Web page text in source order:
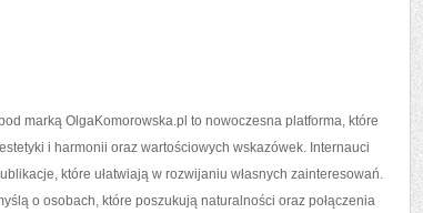
marką OlgaKomorowska.pl to nowoczesna platforma, które
i harmonii oraz wartościowych wskazówek. Internauci
które ułatwiają w rozwijaniu własnych zainteresowań.
o osobach, które poszukują naturalności oraz połączenia